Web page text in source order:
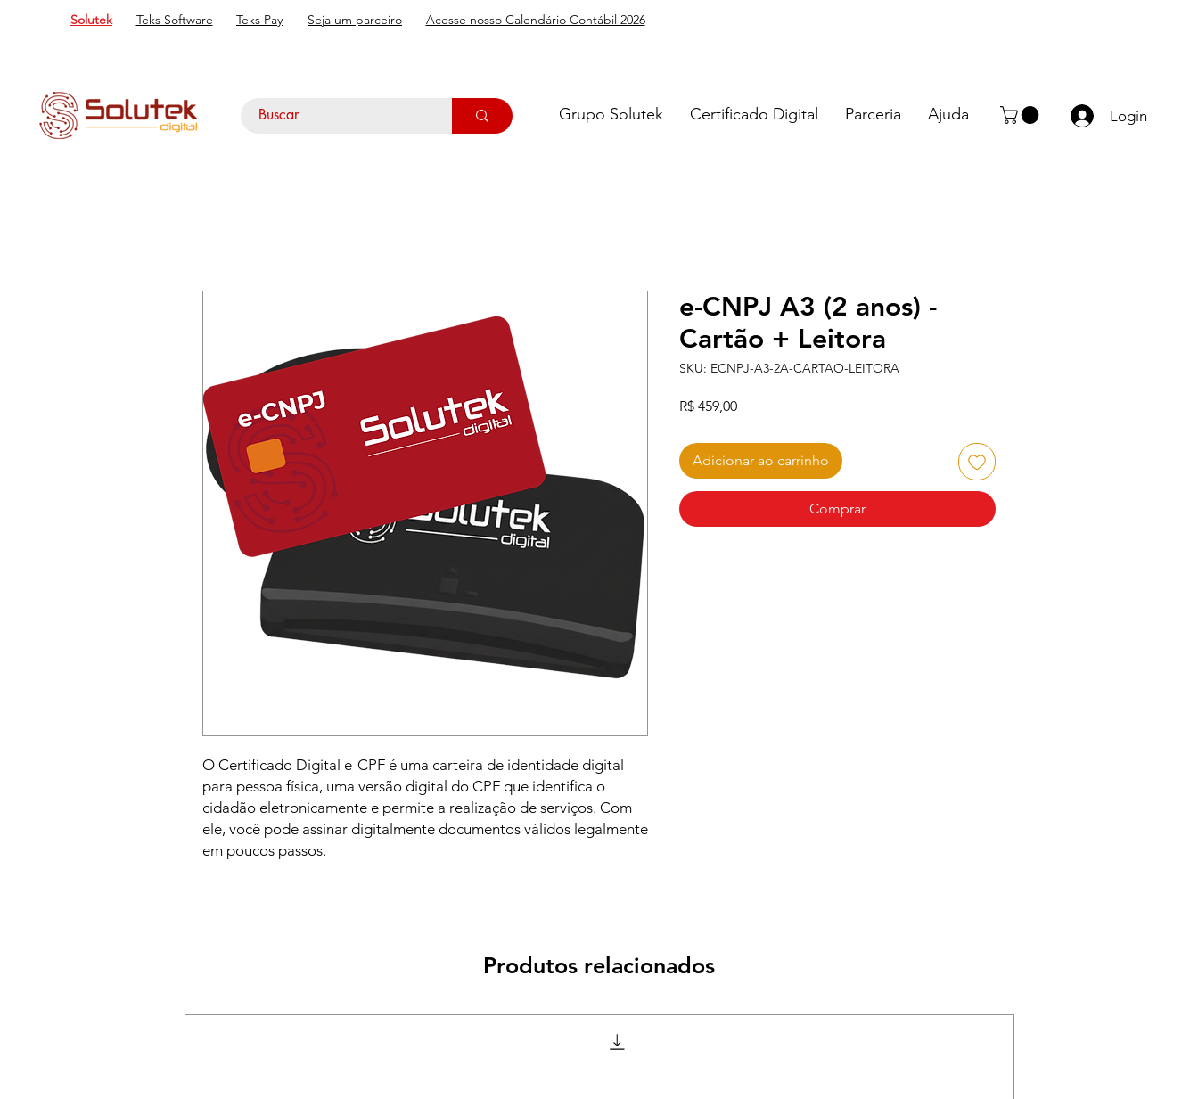
Solutek Teks Software Teks Pay Seja um parceiro Acesse nosso Calendário Contábil 2026
Grupo Solutek Certificado Digital Parceria Ajuda Login
O Certificado Digital e-CPF é uma carteira de identidade digital
para pessoa física, uma versão digital do CPF que identifica o
cidadão eletronicamente e permite a realização de serviços. Com
ele, você pode assinar digitalmente documentos válidos legalmente
em poucos passos.
e-CNPJ A3 (2 anos) -
Cartão + Leitora
SKU: ECNPJ-A3-2A-CARTAO-LEITORA
R$ 459,00Preço
Adicionar ao carrinho
Comprar
Produtos relacionados